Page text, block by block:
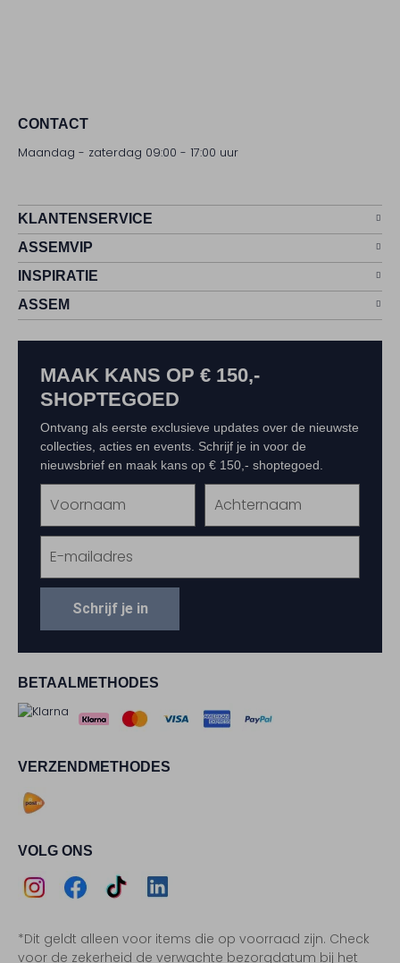
CONTACT
Maandag - zaterdag 09:00 - 17:00 uur
KLANTENSERVICE
ASSEMVIP
INSPIRATIE
ASSEM
BETAALMETHODES
VERZENDMETHODES
VOLG ONS
Instagram
Facebook
TikTokLinkedIn
*Dit geldt alleen voor items die op voorraad zijn. Check
voor de zekerheid de verwachte bezorgdatum bij het
MAAK KANS OP € 150,-
SHOPTEGOED
Ontvang als eerste exclusieve updates over de nieuwste
collecties, acties en events. Schrijf je in voor de
nieuwsbrief en maak kans op € 150,- shoptegoed.
Schrijf je in